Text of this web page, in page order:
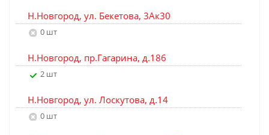
Н.Новгород, ул. Бекетова, 3Ак30
0 шт
Н.Новгород, пр.Гагарина, д.186
2 шт
Н.Новгород, ул. Лоскутова, д.14
0 шт